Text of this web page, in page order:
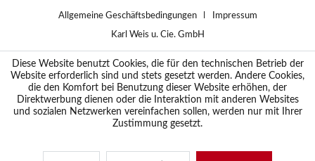
Allgemeine Geschäftsbedingungen Impressum
Karl Weis u. Cie. GmbH
Diese Website benutzt Cookies, die für den technischen Betrieb der
Website erforderlich sind und stets gesetzt werden. Andere Cookies,
die den Komfort bei Benutzung dieser Website erhöhen, der
Direktwerbung dienen oder die Interaktion mit anderen Websites
und sozialen Netzwerken vereinfachen sollen, werden nur mit Ihrer
Zustimmung gesetzt.